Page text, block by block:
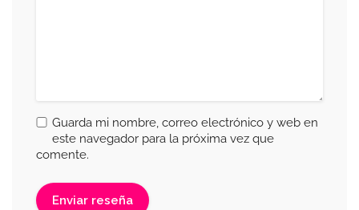
Guarda mi nombre, correo electrónico y web en
este navegador para la próxima vez que
comente.